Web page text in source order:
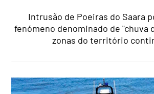
Intrusão de Poeiras do Saara
fenómeno denominado de "chuva
zonas do território